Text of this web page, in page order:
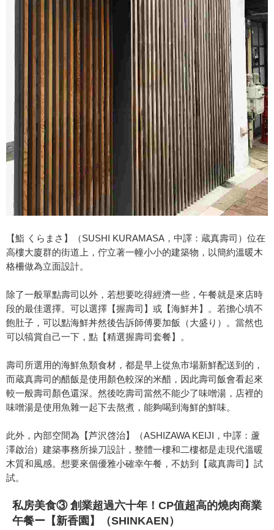
【鮨 くらまさ】（SUSHI KURAMASA，中譯：蔵真壽司）位在
高樓大廈群的街道上，佇立著一幢小小的建築物，以簡約溫暖木
格柵做為立面設計。
除了一般單點壽司以外，若想要吃得經濟一些，午餐就是來店時
段的最佳選擇。可以選擇【握壽司】或【海鮮丼】。若擔心填不
飽肚子，可以點海鮮丼然後告訴師傅要加飯（大盛り）。當然也
可以犒賞自己一下，點【精選握壽司套餐】。
壽司所選用的海鮮魚類食材，都是早上從魚市場新鮮配送到的，
而蔵真壽司的醋飯是使用顏色較深的米醋，因此壽司飯會看起來
較一般壽司顏色還深。然後吃壽司當然不能少了味噌湯，店裡的
味噌湯是使用魚雜一起下去熬煮，能夠喝到海鮮的鮮味。
此外，內部空間為【芦沢啓治】（ASHIZAWA KEIJI，中譯：蘆
澤啟治）建築事務所操刀設計，整體一樓和二樓都是走現代溫暖
木質和風感。想要來個優雅小確幸午餐，不妨到【蔵真壽司】試
試。
私房美食③ 創業超過六十年！CP值超高的燒肉商業
午餐ー【新香園】（SHINKAEN）